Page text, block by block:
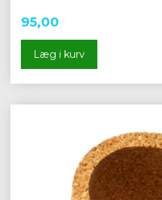
95,00
Læg i kurv